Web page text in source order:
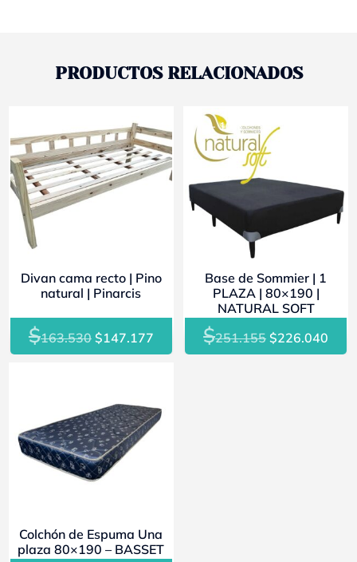
PRODUCTOS RELACIONADOS
Divan cama recto | Pino
natural | Pinarcis
$163.530 El
precio
$163.530.
$147.177El
precio
$147.177.
- 10%
Base de Sommier | 1
PLAZA | 80×190 |
NATURAL SOFT
$251.155 El
precio
$226.040
Colchón de Espuma Una
plaza 80×190 – BASSET